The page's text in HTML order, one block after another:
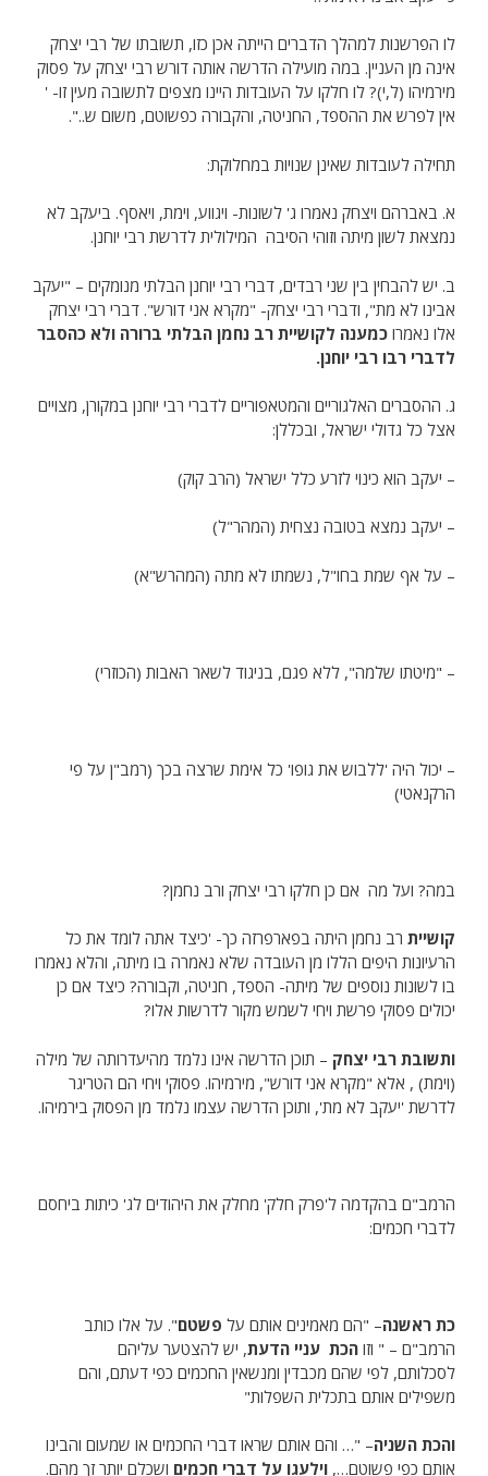
לו הפרשנות למהלך הדברים הייתה אכן כזו, תשובתו של רבי יצחק
אינה מן העניין. במה מועילה הדרשה אותה דורש רבי יצחק על פסוק
מירמיהו (ל,י)? לו חלקו על העובדות היינו מצפים לתשובה מעין זו- '
אין לפרש את ההספד, החניטה, והקבורה כפשוטם, משום ש..".
תחילה לעובדות שאינן שנויות במחלוקת:
א. באברהם ויצחק נאמרו ג' לשונות- ויגווע, וימת, ויאסף. ביעקב לא
נמצאת לשון מיתה וזוהי הסיבה המילולית לדרשת רבי יוחנן.
ב. יש להבחין בין שני רבדים, דברי רבי יוחנן הבלתי מנומקים – "יעקב
אבינו לא מת", ודברי רבי יצחק- "מקרא אני דורש". דברי רבי יצחק
אלו נאמרו כמענה לקושיית רב נחמן הבלתי ברורה ולא כהסבר
לדברי רבו רבי יוחנן.
ג. ההסברים האלגוריים והמטאפוריים לדברי רבי יוחנן במקורן, מצויים
אצל כל גדולי ישראל, ובכללן:
– יעקב הוא כינוי לזרע כלל ישראל (הרב קוק)
– יעקב נמצא בטובה נצחית (המהר"ל)
– על אף שמת בחו"ל, נשמתו לא מתה (המהרש"א)
– "מיטתו שלמה", ללא פגם, בניגוד לשאר האבות (הכוזרי)
– יכול היה 'ללבוש את גופו' כל אימת שרצה בכך (רמב"ן על פי
הרקנאטי)
במה? ועל מה אם כן חלקו רבי יצחק ורב נחמן?
קושיית רב נחמן היתה בפארפרזה כך- 'כיצד אתה לומד את כל
הרעיונות היפים הללו מן העובדה שלא נאמרה בו מיתה, והלא נאמרו
בו לשונות נוספים של מיתה- הספד, חניטה, וקבורה? כיצד אם כן
יכולים פסוקי פרשת ויחי לשמש מקור לדרשות אלו?
ותשובת רבי יצחק – תוכן הדרשה אינו נלמד מהיעדרותה של מילה
(וימת) , אלא "מקרא אני דורש", מירמיהו. פסוקי ויחי הם הטריגר
לדרשת 'יעקב לא מת', ותוכן הדרשה עצמו נלמד מן הפסוק בירמיהו.
הרמב"ם בהקדמה ל'פרק חלק' מחלק את היהודים לג' כיתות ביחסם
לדברי חכמים:
כת ראשנה– "הם מאמינים אותם על פשטם". על אלו כותב
הרמב"ם – " וזו הכת עניי הדעת, יש להצטער עליהם
לסכלותם, לפי שהם מכבדין ומנשאין החכמים כפי דעתם, והם
משפילים אותם בתכלית השפלות"
והכת השניה– "… והם אותם שראו דברי החכמים או שמעום והבינו
אותם כפי פשוטם…, וילעגו על דברי חכמים ושכלם יותר זך מהם.